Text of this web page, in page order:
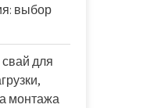
выбор
для
монтажа